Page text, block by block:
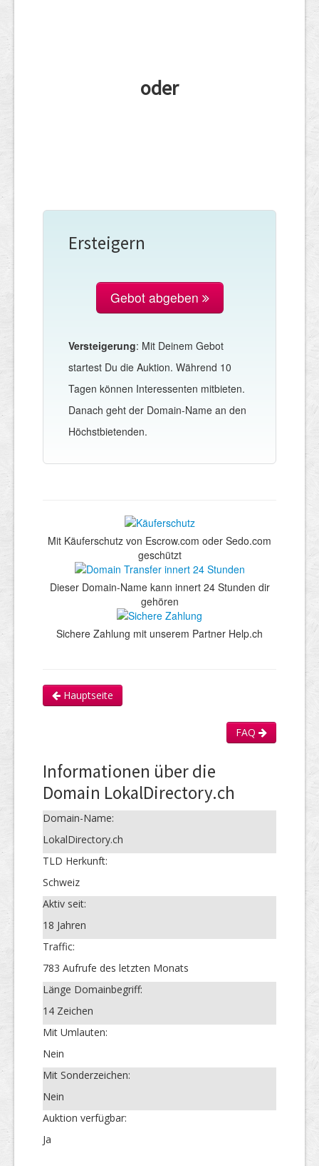
oder
Ersteigern
Gebot abgeben
Versteigerung: Mit Deinem Gebot
startest Du die Auktion. Während 10
Tagen können Interessenten mitbieten.
Danach geht der Domain-Name an den
Höchstbietenden.
Mit Käuferschutz von Escrow.com oder Sedo.com
geschützt
Dieser Domain-Name kann innert 24 Stunden dir
gehören
Sichere Zahlung mit unserem Partner Help.ch
Hauptseite
FAQ
Informationen über die
Domain LokalDirectory.ch
Domain-Name:
LokalDirectory.ch
TLD Herkunft:
Schweiz
Aktiv seit:
18 Jahren
Traffic:
783 Aufrufe des letzten Monats
Länge Domainbegriff:
14 Zeichen
Mit Umlauten:
Nein
Mit Sonderzeichen:
Nein
Auktion verfügbar:
Ja